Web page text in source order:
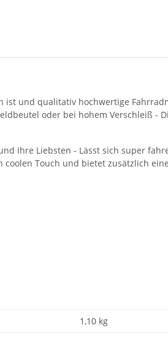
ist und qualitativ hochwertige
oder bei hohem Verschleiß -
Ihre Liebsten - Lässt sich super
Touch und bietet zusätzlich
1,10 kg